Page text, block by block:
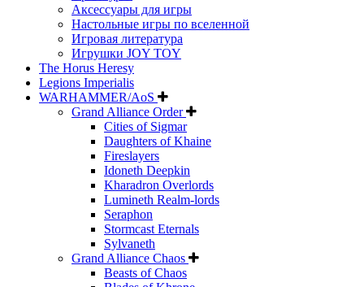
Аксессуары для игры
Настольные игры по вселенной
Игровая литература
Игрушки JOY TOY
The Horus Heresy
Legions Imperialis
WARHAMMER/AoS
Grand Alliance Order
Cities of Sigmar
Daughters of Khaine
Fireslayers
Idoneth Deepkin
Kharadron Overlords
Lumineth Realm-lords
Seraphon
Stormcast Eternals
Sylvaneth
Grand Alliance Chaos
Beasts of Chaos